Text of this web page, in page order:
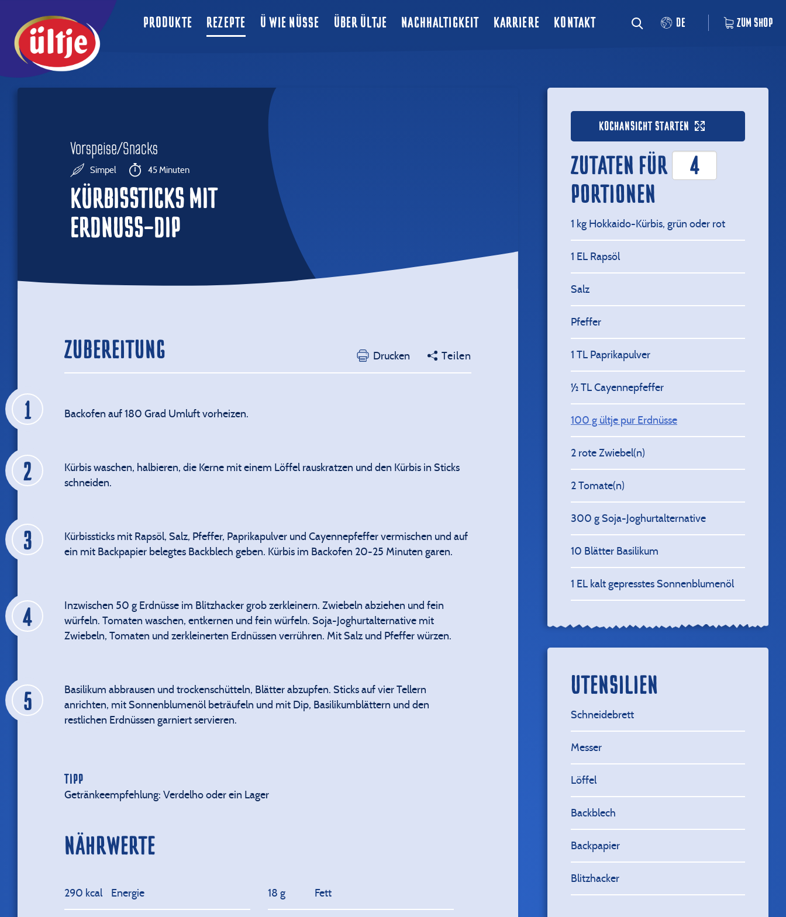
PRODUKTE REZEPTE Ü WIE NÜSSE ÜBER ÜLTJE NACHHALTIGKEIT KARRIERE KONTAKT DE ZUM SHOP
Vorspeise/Snacks
Simpel 45 Minuten
KÜRBISSTICKS MIT
ERDNUSS-DIP
ZUBEREITUNG Drucken Teilen
Backofen auf 180 Grad Umluft vorheizen.
Kürbis waschen, halbieren, die Kerne mit einem Löffel rauskratzen und den Kürbis in Sticks
schneiden.
Kürbissticks mit Rapsöl, Salz, Pfeffer, Paprikapulver und Cayennepfeffer vermischen und auf
ein mit Backpapier belegtes Backblech geben. Kürbis im Backofen 20-25 Minuten garen.
Inzwischen 50 g Erdnüsse im Blitzhacker grob zerkleinern. Zwiebeln abziehen und fein
würfeln. Tomaten waschen, entkernen und fein würfeln. Soja-Joghurtalternative mit
Zwiebeln, Tomaten und zerkleinerten Erdnüssen verrühren. Mit Salz und Pfeffer würzen.
Basilikum abbrausen und trockenschütteln, Blätter abzupfen. Sticks auf vier Tellern
anrichten, mit Sonnenblumenöl beträufeln und mit Dip, Basilikumblättern und den
restlichen Erdnüssen garniert servieren.
TIPP
Getränkeempfehlung: Verdelho oder ein Lager
NÄHRWERTE
290 kcal Energie 18 g Fett
KOCHANSICHT STARTEN
ZUTATEN FÜR
PORTIONEN
1 kg Hokkaido-Kürbis, grün oder rot
1 EL Rapsöl
Salz
Pfeffer
1 TL Paprikapulver
½TL Cayennepfeffer
100 g ültje pur Erdnüsse
2 rote Zwiebel(n)
2Tomate(n)
300 g Soja-Joghurtalternative
10 Blätter Basilikum
1 EL kalt gepresstes Sonnenblumenöl
UTENSILIEN
Schneidebrett
Messer
Löffel
Backblech
Backpapier
Blitzhacker